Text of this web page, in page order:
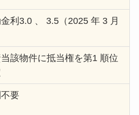
金利3.0 、 3.5（2025 年 3 月
当該物件に抵当権を第1 順位
不要